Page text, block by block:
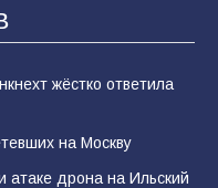
жёстко ответила
на Москву
атаке дрона на Ильский